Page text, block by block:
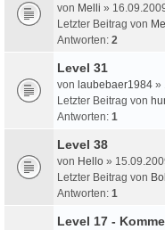
von Melli »
Letzter Beitrag von
Antworten: 2
Level 31
von laubebaer1984 »
Letzter Beitrag von
Antworten: 1
Level 38
von Hello »
Letzter Beitrag von
Antworten: 1
Level 17 -